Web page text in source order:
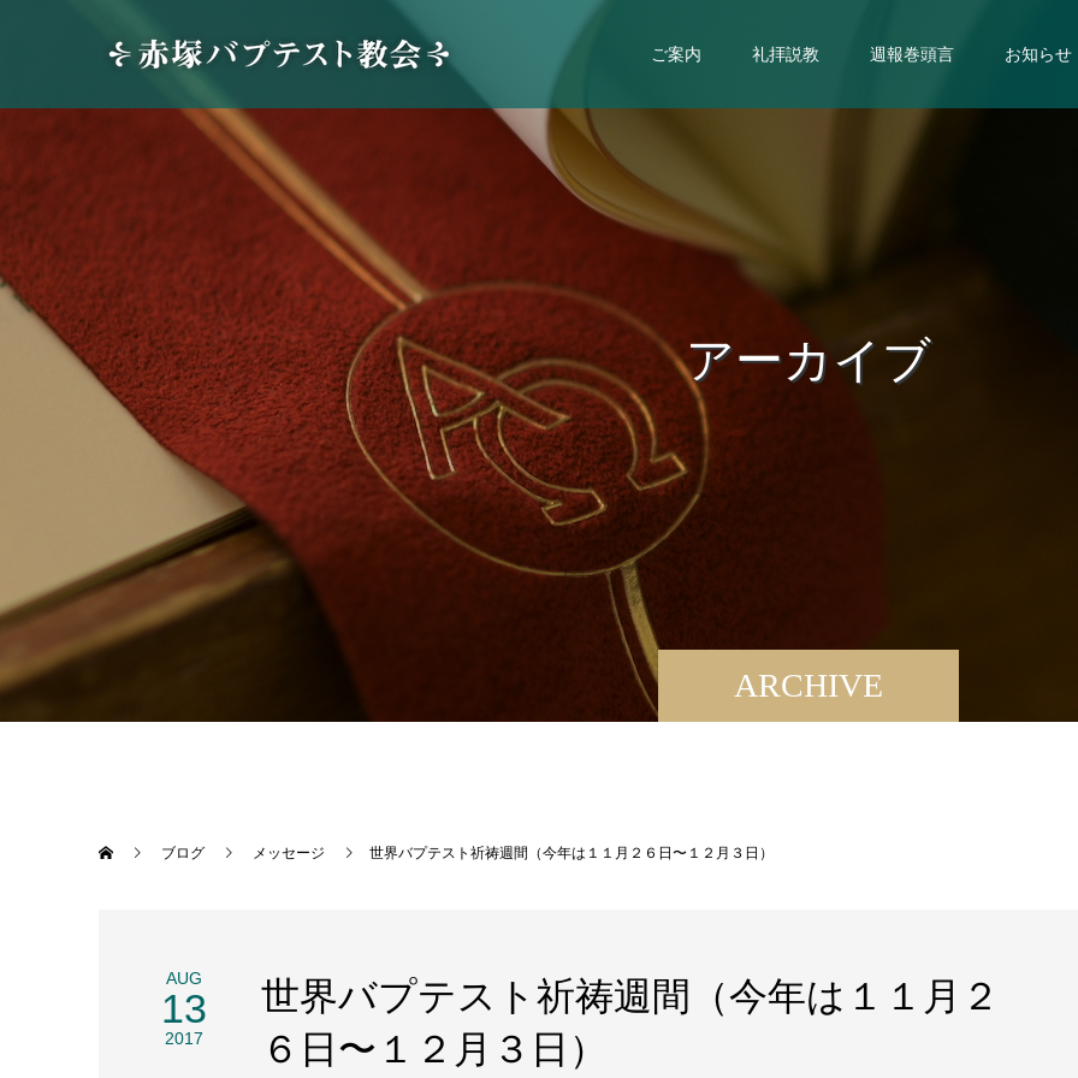
ご案内 礼拝説教 週報巻頭言 お知らせ
ARCHIVE
アーカイ ブ
ブログ メッセージ 世界バプテスト祈祷週間（今年は１１月２６日〜１２月３日）
AUG
13
2017
世界バプテスト祈祷週間（今年は１１月２
６日〜１２月３日）